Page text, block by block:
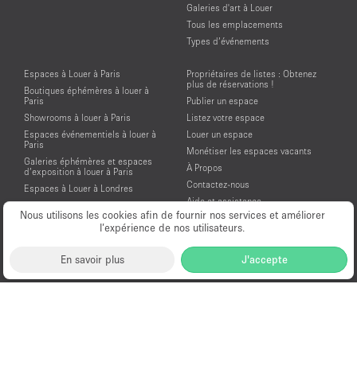
Nous utilisons les cookies afin de fournir nos services et améliorer
l’expérience de nos utilisateurs.
En savoir plus J'accepte
Galeries d'art à Louer
Tous les emplacements
Types d’événements
Espaces à Louer à Paris
Boutiques éphémères à louer à
Paris
Showrooms à louer à Paris
Espaces événementiels à louer à
Paris
Galeries éphémères et espaces
d’exposition à louer à Paris
Espaces à Louer à Londres
Espaces à Louer à New York
Espaces à Louer à San Francisco
Espaces à Louer à Amsterdam
Propriétaires de listes : Obtenez
plus de réservations !
Publier un espace
Listez votre espace
Louer un espace
Monétiser les espaces vacants
À Propos
Contactez-nous
Aide et assistance
Conditions générales d'utilisation
Mentions légales
Politique de confidentialité